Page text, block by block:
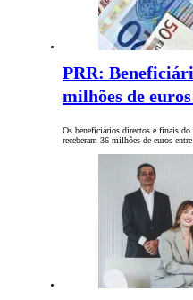
PRR:
milhões de
Os beneficiários directos e finais
receberam 36 milhões de euros